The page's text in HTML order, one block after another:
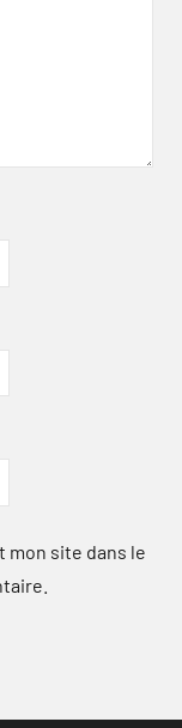
mon site dans le